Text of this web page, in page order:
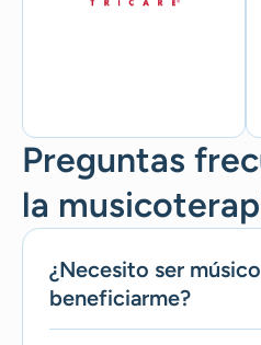
Preguntas
la
¿Necesito ser
beneficiarme?